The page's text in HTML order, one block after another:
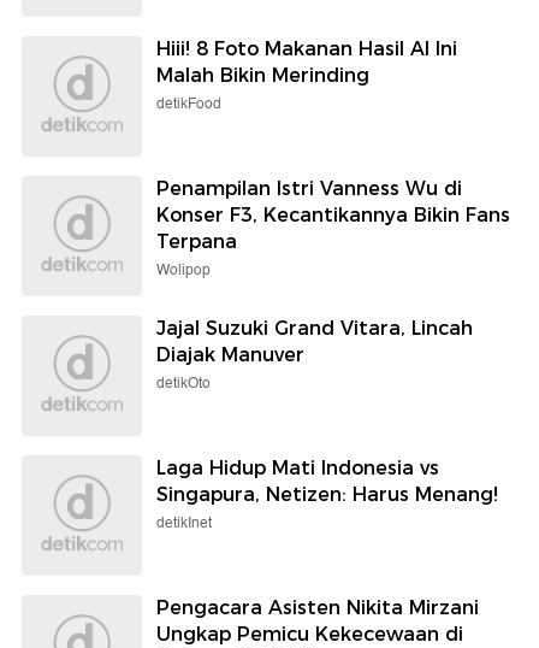
Hiii! 8 Foto Makanan Hasil AI Ini
Malah Bikin Merinding
detikFood
Penampilan Istri Vanness Wu di
Konser F3, Kecantikannya Bikin Fans
Terpana
Wolipop
Jajal Suzuki Grand Vitara, Lincah
Diajak Manuver
detikOto
Laga Hidup Mati Indonesia vs
Singapura, Netizen: Harus Menang!
detikInet
Pengacara Asisten Nikita Mirzani
Ungkap Pemicu Kekecewaan di